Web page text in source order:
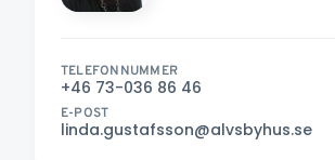
TELEFONNUMMER
+46 73-036 86 46
E-POST
linda.gustafsson@alvsbyhus.se